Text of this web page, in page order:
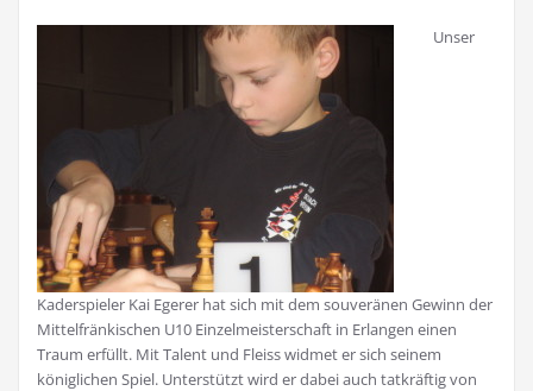
Unser
Kaderspieler Kai Egerer hat sich mit dem souveränen Gewinn der
Mittelfränkischen U10 Einzelmeisterschaft in Erlangen einen
Traum erfüllt. Mit Talent und Fleiss widmet er sich seinem
königlichen Spiel. Unterstützt wird er dabei auch tatkräftig von